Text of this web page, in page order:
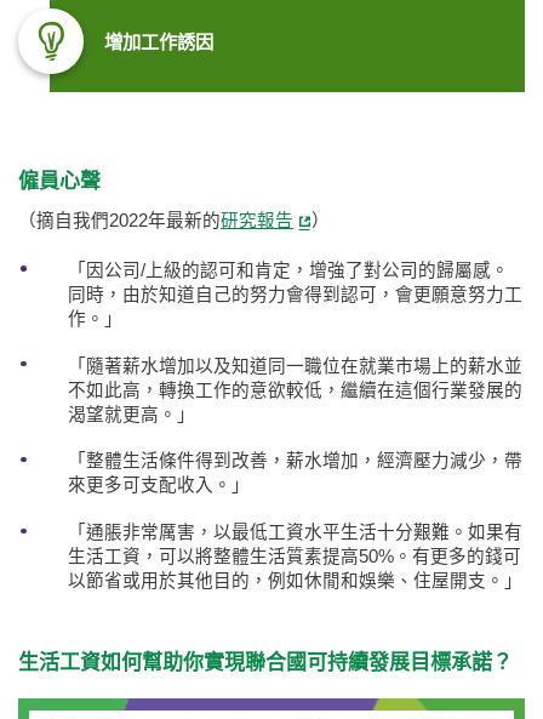
增加工作誘因
僱員心聲
（摘自我們2022年最新的研究報告 ）
「因公司/上級的認可和肯定，增強了對公司的歸屬感。
同時，由於知道自己的努力會得到認可，會更願意努力工
作。」
「隨著薪水增加以及知道同一職位在就業市場上的薪水並
不如此高，轉換工作的意欲較低，繼續在這個行業發展的
渴望就更高。」
「整體生活條件得到改善，薪水增加，經濟壓力減少，帶
來更多可支配收入。」
「通脹非常厲害，以最低工資水平生活十分艱難。如果有
生活工資，可以將整體生活質素提高50%。有更多的錢可
以節省或用於其他目的，例如休閒和娛樂、住屋開支。」
生活工資如何幫助你實現聯合國可持續發展目標承諾？